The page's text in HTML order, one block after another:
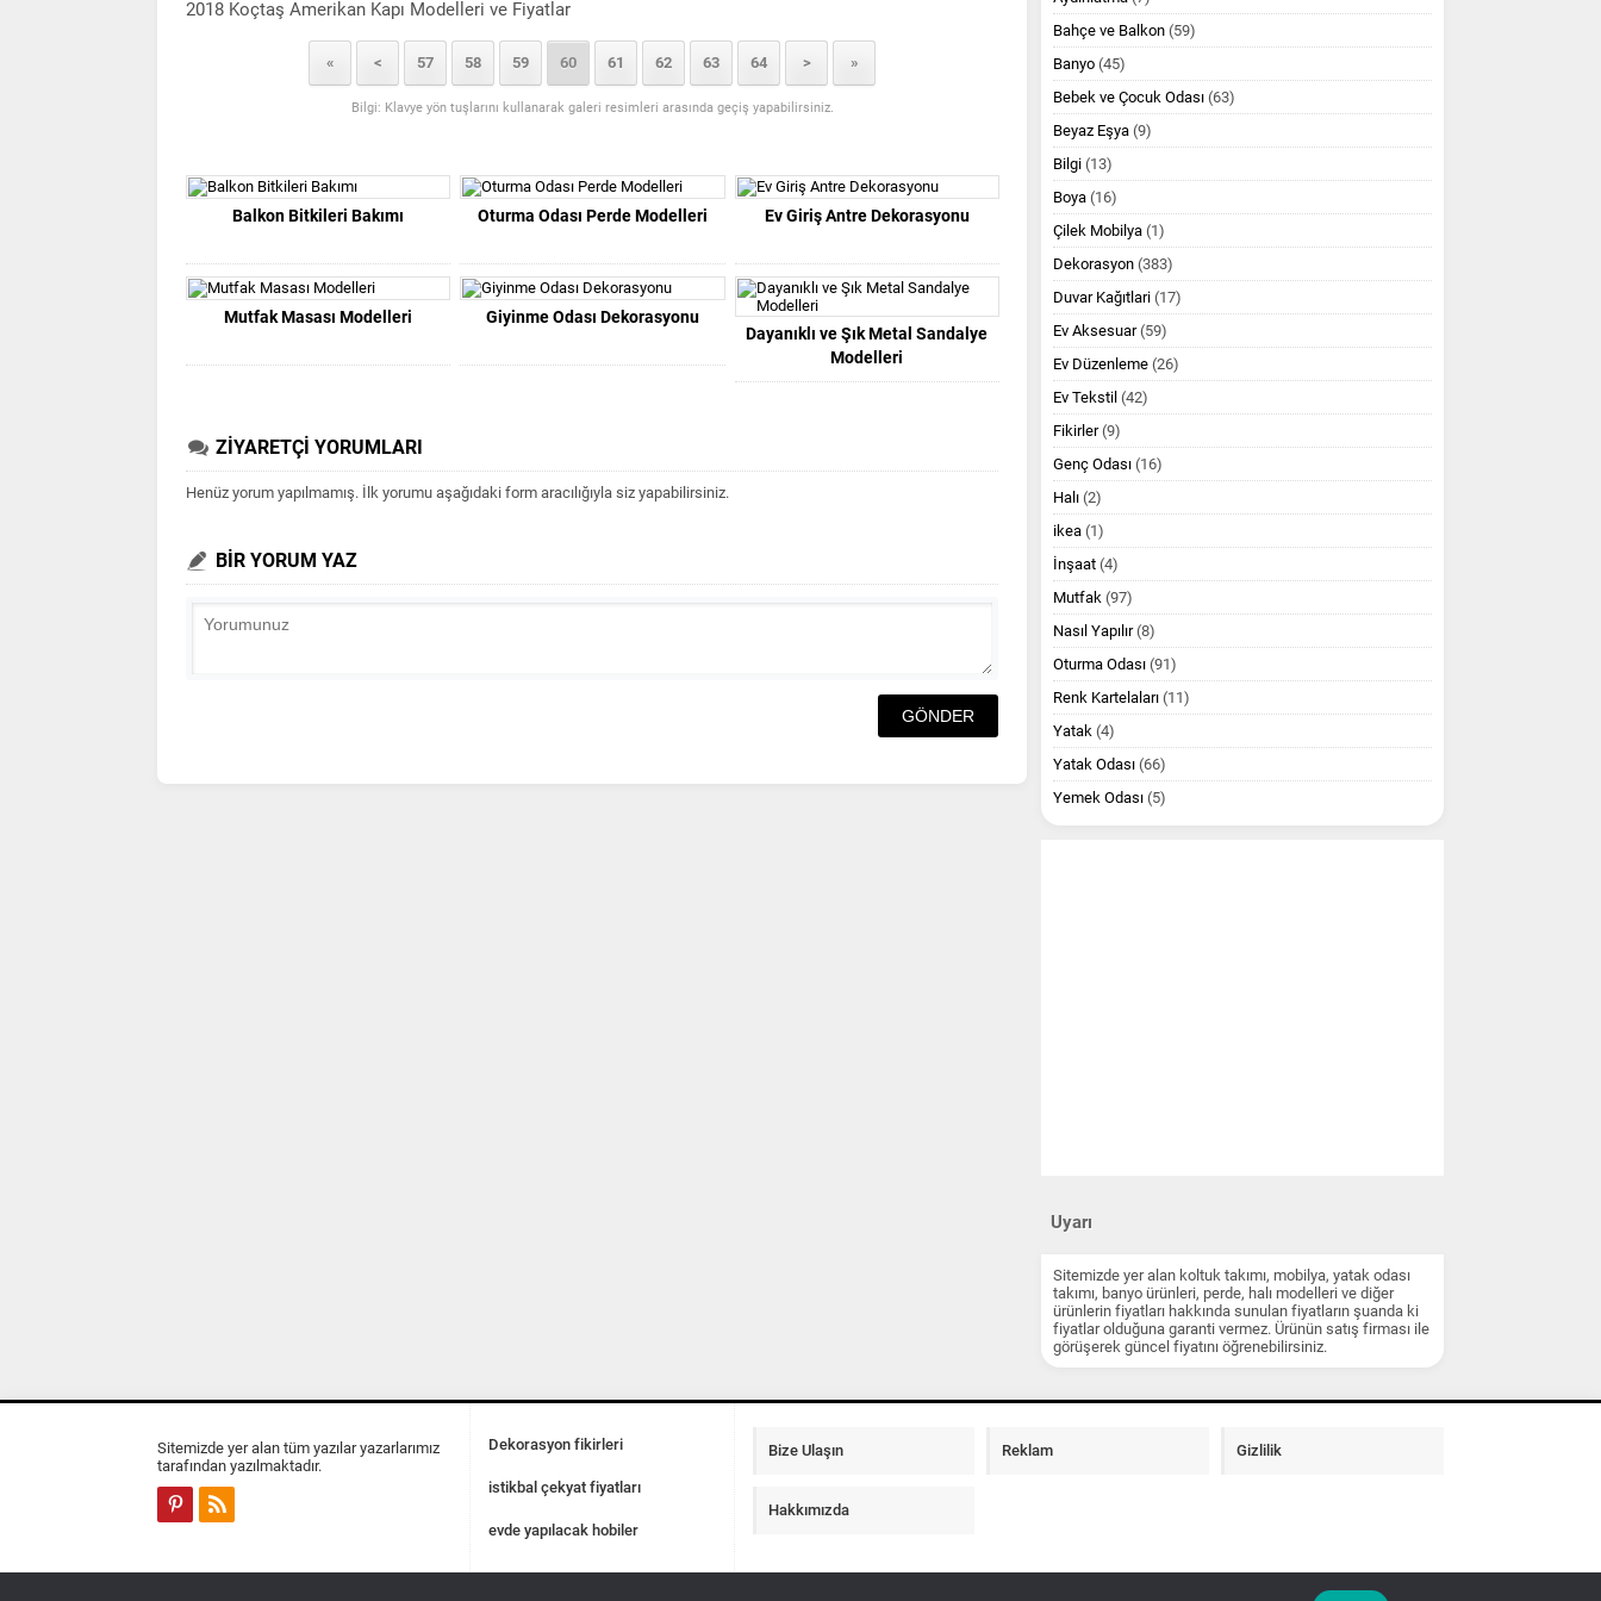
2018 Koçtaş Amerikan Kapı Modelleri ve Fiyatlar
« < 57 58 59 60 61 62 63 64 > »
Bilgi: Klavye yön tuşlarını kullanarak galeri resimleri arasında geçiş yapabilirsiniz.
Balkon Bitkileri Bakımı Oturma Odası Perde Modelleri Ev Giriş Antre Dekorasyonu
Mutfak Masası Modelleri
Giyinme Odası Dekorasyonu
Dayanıklı ve Şık Metal Sandalye
Modelleri
ZİYARETÇİ YORUMLARI
Henüz yorum yapılmamış. İlk yorumu aşağıdaki form aracılığıyla siz yapabilirsiniz.
BİR YORUM YAZ
Bahçe ve Balkon (59)
Banyo (45)
Bebek ve Çocuk Odası (63)
Beyaz Eşya (9)
Bilgi (13)
Boya (16)
Çilek Mobilya (1)
Dekorasyon (383)
Duvar Kağıtlari (17)
Ev Aksesuar(59)
Ev Düzenleme (26)
Ev Tekstil (42)
Fikirler(9)
Genç Odası (16)
Halı (2)
ikea (1)
İnşaat (4)
Mutfak (97)
Nasıl Yapılır(8)
Oturma Odası (91)
Renk Kartelaları (11)
Yatak (4)
Yatak Odası (66)
Yemek Odası (5)
Uyarı
Sitemizde yer alan koltuk takımı, mobilya, yatak odası
takımı, banyo ürünleri, perde, halı modelleri ve diğer
ürünlerin fiyatları hakkında sunulan fiyatların şuanda ki
fiyatlar olduğuna garanti vermez. Ürünün satış firması ile
görüşerek güncel fiyatını öğrenebilirsiniz.
Sitemizde yer alan tüm yazılar yazarlarımız
tarafından yazılmaktadır.
Dekorasyon fikirleri
istikbal çekyat fiyatları
evde yapılacak hobiler
Bize Ulaşın Reklam Gizlilik
Hakkımızda